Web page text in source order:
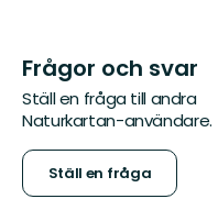
Frågor och svar
Ställ en fråga till andra
Naturkartan-användare.
Ställ en fråga